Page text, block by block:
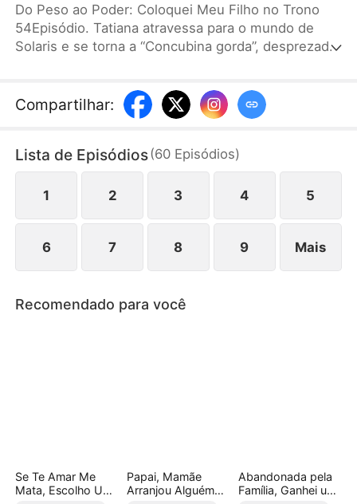
Do Peso ao Poder: Coloquei Meu Filho no Trono
54Episódio. Tatiana atravessa para o mundo de
Solaris e se torna a “Concubina gorda”, desprezada
um Supermercado Espacial para frustrar
conspirações e salvar o império. Ela pacifica
Imperador, mas o recusa. Quando o filho assume o
trono, Tatiana deixa o palácio livre e solta.
Compartilhar:
Lista de Episódios(60 Episódios)
1 2 3 4 5
6 7 8 9 Mais
Recomendado para você
Se Te Amar Me
Mata, Escolho Uma
Papai, Mamãe
Arranjou Alguém
Abandonada pela
Família, Ganhei um